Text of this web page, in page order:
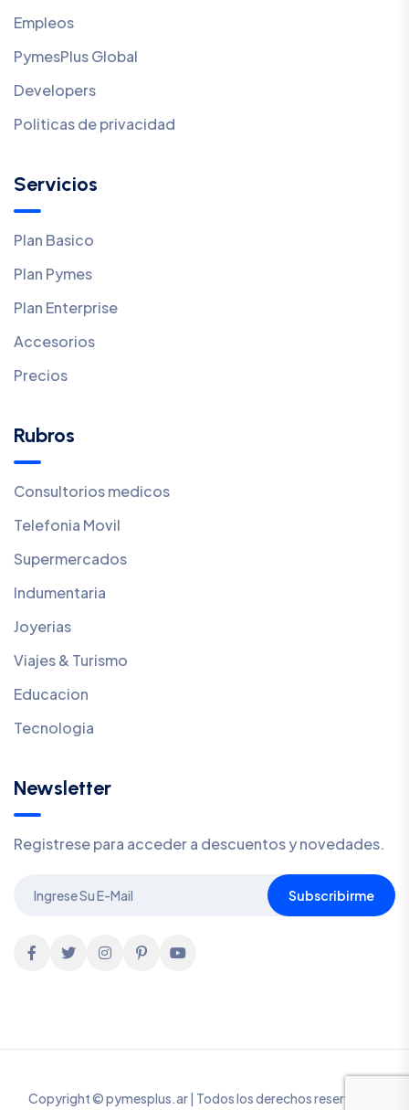
Empleos
PymesPlus Global
Developers
Politicas de privacidad
Servicios
Plan Basico
Plan Pymes
Plan Enterprise
Accesorios
Precios
Rubros
Consultorios medicos
Telefonia Movil
Supermercados
Indumentaria
Joyerias
Viajes & Turismo
Educacion
Tecnologia
Newsletter
Registrese para acceder a descuentos y novedades.
Subscribirme
Copyright © pymesplus.ar | Todos los derechos reservados